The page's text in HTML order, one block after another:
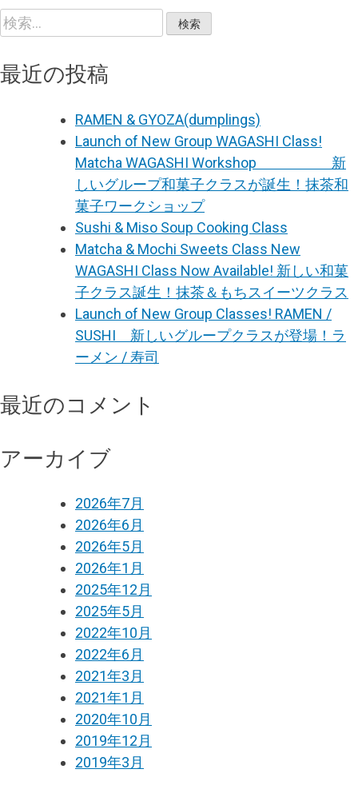
検
索:
最近の投稿
RAMEN & GYOZA(dumplings)
Launch of New Group WAGASHI Class!
Matcha WAGASHI Workshop 新
しいグループ和菓子クラスが誕生！抹茶和
菓子ワークショップ
Sushi & Miso Soup Cooking Class
Matcha & Mochi Sweets Class New
WAGASHI Class Now Available! 新しい和菓
子クラス誕生！抹茶＆もちスイーツクラス
Launch of New Group Classes! RAMEN /
SUSHI 新しいグループクラスが登場！ラ
ーメン / 寿司
最近のコメント
アーカイブ
2026年7月
2026年6月
2026年5月
2026年1月
2025年12月
2025年5月
2022年10月
2022年6月
2021年3月
2021年1月
2020年10月
2019年12月
2019年3月